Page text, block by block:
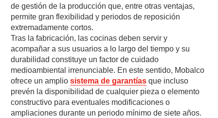
de gestión de la producción que, entre otras ventajas,
permite gran flexibilidad y periodos de reposición
extremadamente cortos.
Tras la fabricación, las cocinas deben servir y
acompañar a sus usuarios a lo largo del tiempo y su
durabilidad constituye un factor de cuidado
medioambiental irrenunciable. En este sentido, Mobalco
ofrece un ampliosistema de garantías que incluso
prevén la disponibilidad de cualquier pieza o elemento
constructivo para eventuales modificaciones o
ampliaciones durante un periodo mínimo de siete años.